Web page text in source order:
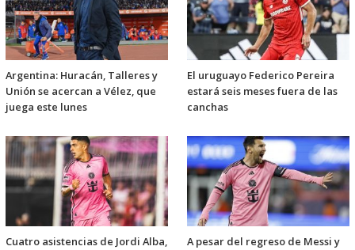
Argentina: Huracán, Talleres y
Unión se acercan a Vélez, que
juega este lunes
El uruguayo Federico Pereira
estará seis meses fuera de las
canchas
Cuatro asistencias de Jordi Alba,
A pesar del regreso de Messi y